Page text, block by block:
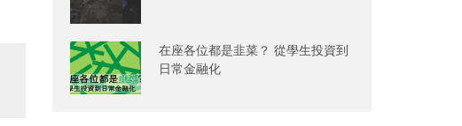
在座各位都是韭菜？ 從學生投資到
日常金融化